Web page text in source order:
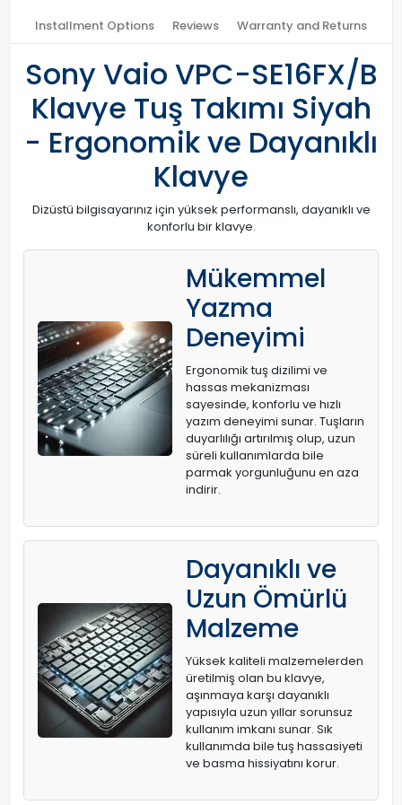
Installment Options Reviews Warranty and Returns
Sony Vaio VPC-SE16FX/B
Klavye Tuş Takımı Siyah
- Ergonomik ve Dayanıklı
Klavye
Dizüstü bilgisayarınız için yüksek performanslı, dayanıklı ve
konforlu bir klavye.
Mükemmel
Yazma
Deneyimi
Ergonomik tuş dizilimi ve
hassas mekanizması
sayesinde, konforlu ve hızlı
yazım deneyimi sunar. Tuşların
duyarlılığı artırılmış olup, uzun
süreli kullanımlarda bile
parmak yorgunluğunu en aza
indirir.
Dayanıklı ve
Uzun Ömürlü
Malzeme
Yüksek kaliteli malzemelerden
üretilmiş olan bu klavye,
aşınmaya karşı dayanıklı
yapısıyla uzun yıllar sorunsuz
kullanım imkanı sunar. Sık
kullanımda bile tuş hassasiyeti
ve basma hissiyatını korur.